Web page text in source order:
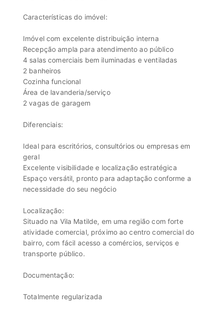
Características do imóvel:
Imóvel com excelente distribuição interna
Recepção ampla para atendimento ao público
4 salas comerciais bem iluminadas e ventiladas
2 banheiros
Cozinha funcional
Área de lavanderia/serviço
2 vagas de garagem
Diferenciais:
Ideal para escritórios, consultórios ou empresas em
geral
Excelente visibilidade e localização estratégica
Espaço versátil, pronto para adaptação conforme a
necessidade do seu negócio
Localização:
Situado na Vila Matilde, em uma região com forte
atividade comercial, próximo ao centro comercial do
bairro, com fácil acesso a comércios, serviços e
transporte público.
Documentação:
Totalmente regularizada